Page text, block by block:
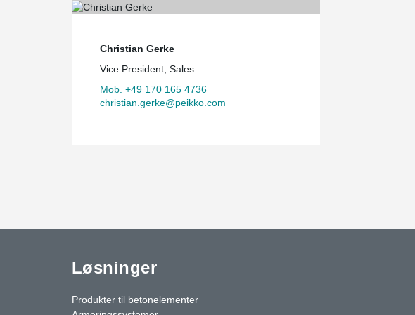
Christian Gerke
Vice President, Sales
Mob. +49 170 165 4736
christian.gerke@peikko.com
Løsninger
Produkter til betonelementer